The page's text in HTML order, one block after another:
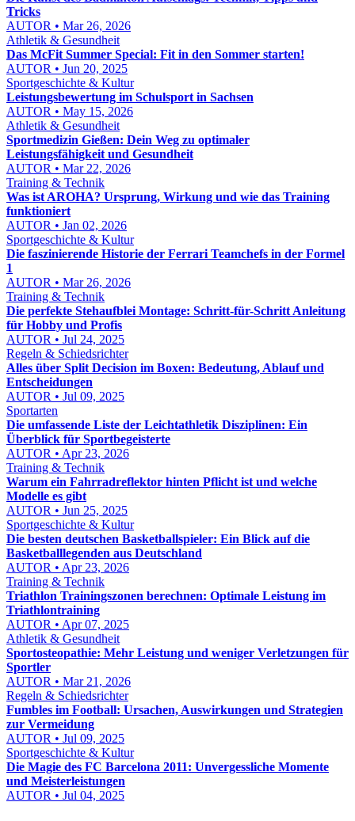
Tricks
AUTOR • Mar 26, 2026
Athletik & Gesundheit
Das McFit Summer Special: Fit in den Sommer starten!
AUTOR • Jun 20, 2025
Sportgeschichte & Kultur
Leistungsbewertung im Schulsport in Sachsen
AUTOR • May 15, 2026
Athletik & Gesundheit
Sportmedizin Gießen: Dein Weg zu optimaler
Leistungsfähigkeit und Gesundheit
AUTOR • Mar 22, 2026
Training & Technik
Was ist AROHA? Ursprung, Wirkung und wie das Training
funktioniert
AUTOR • Jan 02, 2026
Sportgeschichte & Kultur
Die faszinierende Historie der Ferrari Teamchefs in der Formel
1
AUTOR • Mar 26, 2026
Training & Technik
Die perfekte Stehaufblei Montage: Schritt-für-Schritt Anleitung
für Hobby und Profis
AUTOR • Jul 24, 2025
Regeln & Schiedsrichter
Alles über Split Decision im Boxen: Bedeutung, Ablauf und
Entscheidungen
AUTOR • Jul 09, 2025
Sportarten
Die umfassende Liste der Leichtathletik Disziplinen: Ein
Überblick für Sportbegeisterte
AUTOR • Apr 23, 2026
Training & Technik
Warum ein Fahrradreflektor hinten Pflicht ist und welche
Modelle es gibt
AUTOR • Jun 25, 2025
Sportgeschichte & Kultur
Die besten deutschen Basketballspieler: Ein Blick auf die
Basketballlegenden aus Deutschland
AUTOR • Apr 23, 2026
Training & Technik
Triathlon Trainingszonen berechnen: Optimale Leistung im
Triathlontraining
AUTOR • Apr 07, 2025
Athletik & Gesundheit
Sportosteopathie: Mehr Leistung und weniger Verletzungen für
Sportler
AUTOR • Mar 21, 2026
Regeln & Schiedsrichter
Fumbles im Football: Ursachen, Auswirkungen und Strategien
zur Vermeidung
AUTOR • Jul 09, 2025
Sportgeschichte & Kultur
Die Magie des FC Barcelona 2011: Unvergessliche Momente
und Meisterleistungen
AUTOR • Jul 04, 2025